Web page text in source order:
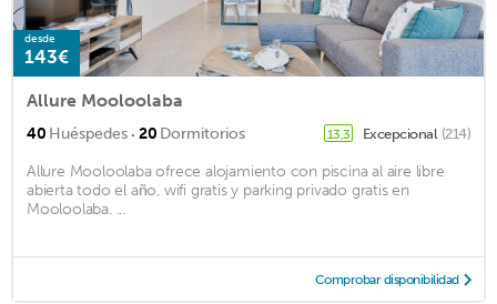
desde
143€
Allure Mooloolaba
40 Huéspedes · 20 Dormitorios 13,3 Excepcional (214)
Allure Mooloolaba ofrece alojamiento con piscina al aire libre
abierta todo el año, wifi gratis y parking privado gratis en
Mooloolaba. ...
Comprobar disponibilidad